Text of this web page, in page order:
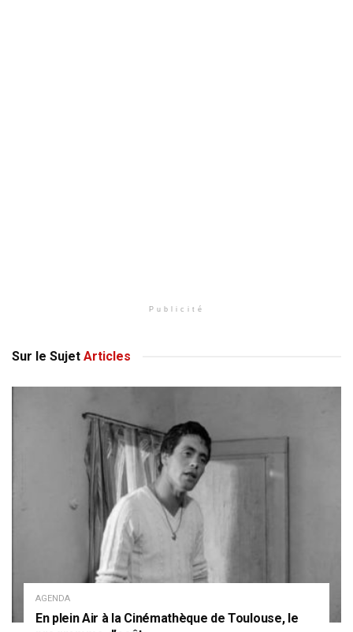
Publicité
Sur le Sujet Articles
AGENDA
En plein Air à la Cinémathèque de Toulouse, le